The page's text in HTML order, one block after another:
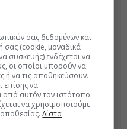
σας δεδομένων και
σας (cookie, μοναδικά
συσκευής) ενδέχεται να
οι οποίοι μπορούν να
να τις αποθηκεύσουν.
επίσης να
από αυτόν τον ιστότοπο.
να χρησιμοποιούμε
Λίστα